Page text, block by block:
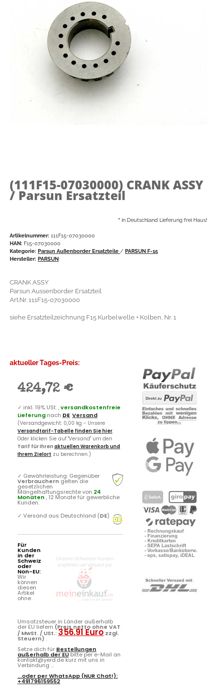
(111F15-07030000) CRANK ASSY
/ Parsun Ersatzteil
* in Deutschland Lieferung frei Haus!
Artikelnummer: 111F15-07030000
HAN: F15-07030000
Kategorie: Parsun Außenborder Ersatzteile / PARSUN F-15
Hersteller: PARSUN
CRANK ASSY
Parsun Aussenborder Ersatzteil
Art.Nr. 111F15-07030000
siehe Ersatzteilzeichnung F15 Kurbelwelle + Kolben, Nr. 1
aktueller Tages-Preis:
424,72 €
✓ inkl. 19% USt. ,versandkostenfreie
Lieferung nach DE.Versand
(Versandgewicht: 0,00 kg - Unsere
Versandtarif-Tabelle finden Sie hier.
Oder klicken Sie auf "Versand" um den
Tarif für Ihren aktuellen Warenkorb und
Ihrem Zielort zu berechnen.)
✓ Gewährleistung: Gegenüber
Verbrauchern gelten die
gesetzlichen
Mängelhaftungsrechte von 24
Monaten , 12 Monate für gewerbliche
Kunden.
✓ Versand aus Deutschland (DE)
Für
Kunden
in der
Schweiz
oder
Non-EU:
Wir
können
diesen
Artikel
ohne
Umsatzsteuer in Länder außerhalb
der EU liefern (Preis netto ohne VAT
/ MwSt. / USt.:356.91 Euro zzgl.
Steuern) .
Setze dich für Bestellungen
außerhalb der EUbitte per e-Mail an
kontakt@yerd.de kurz mit uns in
Verbindung ...
...oder perWhatsApp (NUR Chat!):
+491796159552